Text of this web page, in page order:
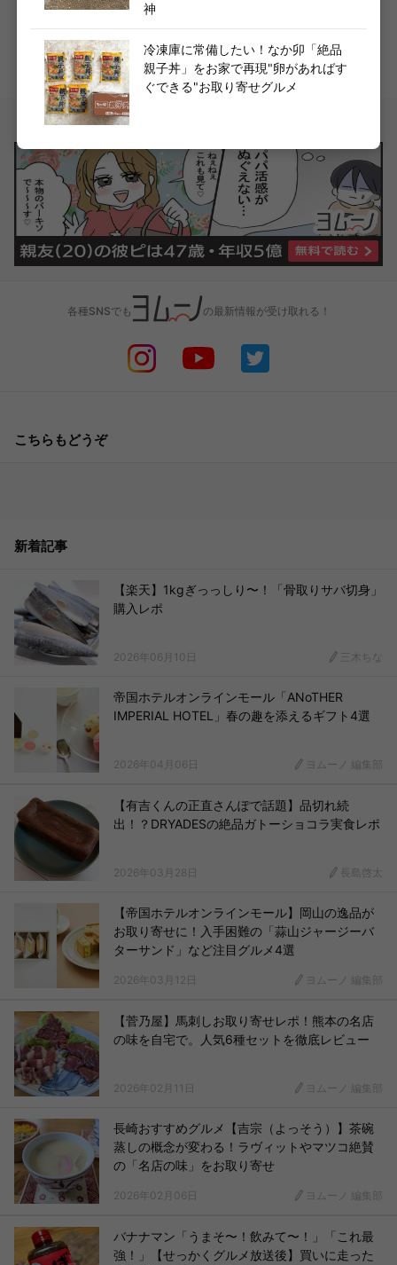
使えるトレンド情報」をお届け中！話題のショップからグルメ・家事・
マネー・ファッション・エンタメまで、くらし全方位を網羅。
ライター詳細へ
神
冷凍庫に常備したい！なか卯「絶品
親子丼」をお家で再現"卵があればす
ぐできる"お取り寄せグルメ
各種SNSでも の最新情報が受け取れる！
こちらもどうぞ
新着記事
【楽天】1kgぎっっしり〜！「骨取りサバ切身」
購入レポ
2026年06月10日 三木ちな
帝国ホテルオンラインモール「ANoTHER
IMPERIAL HOTEL」春の趣を添えるギフト4選
2026年04月06日 ヨムーノ 編集部
【有吉くんの正直さんぽで話題】品切れ続
出！？DRYADESの絶品ガトーショコラ実食レポ
2026年03月28日 長島啓太
【帝国ホテルオンラインモール】岡山の逸品が
お取り寄せに！入手困難の「蒜山ジャージーバ
ターサンド」など注目グルメ4選
2026年03月12日 ヨムーノ 編集部
【菅乃屋】馬刺しお取り寄せレポ！熊本の名店
の味を自宅で。人気6種セットを徹底レビュー
2026年02月11日 ヨムーノ 編集部
長崎おすすめグルメ【吉宗（よっそう）】茶碗
蒸しの概念が変わる！ラヴィットやマツコ絶賛
の「名店の味」をお取り寄せ
2026年02月06日 ヨムーノ 編集部
バナナマン「うまそ〜！飲みて〜！」「これ最
強！」【せっかくグルメ放送後】買いに走った